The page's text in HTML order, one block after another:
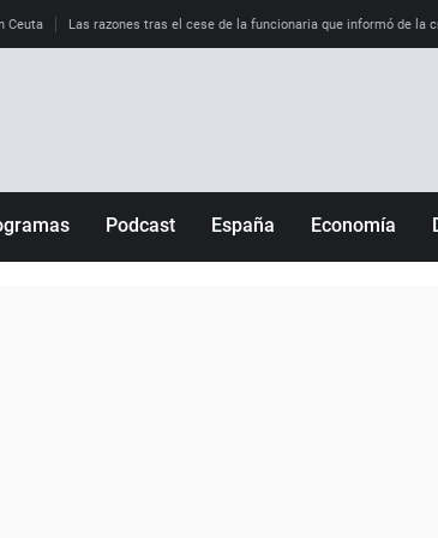
Ceuta Las razones tras el cese de la funcionaria que informó de la
Podcast España Economía